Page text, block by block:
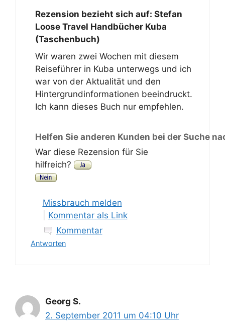
Rezension bezieht sich auf: Stefan
Loose Travel Handbücher Kuba
(Taschenbuch)
Wir waren zwei Wochen mit diesem
Reiseführer in Kuba unterwegs und ich
war von der Aktualität und den
Hintergrundinformationen beeindruckt.
Ich kann dieses Buch nur empfehlen.
Helfen Sie anderen Kunden bei der Suche
War diese Rezension für Sie
hilfreich?
Missbrauch melden
Kommentar als Link
Kommentar
Antworten
Georg S.
2. September 2011 um 04:10 Uhr